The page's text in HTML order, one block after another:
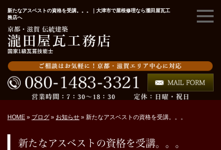
新たなアスベストの資格を受講。。。｜大津市で屋根修理なら瀧田屋瓦工
務店へ
HOME » ブログ » お知らせ » 新たなアスベストの資格を受講。。。
新たなアスベストの資格を受講。。。